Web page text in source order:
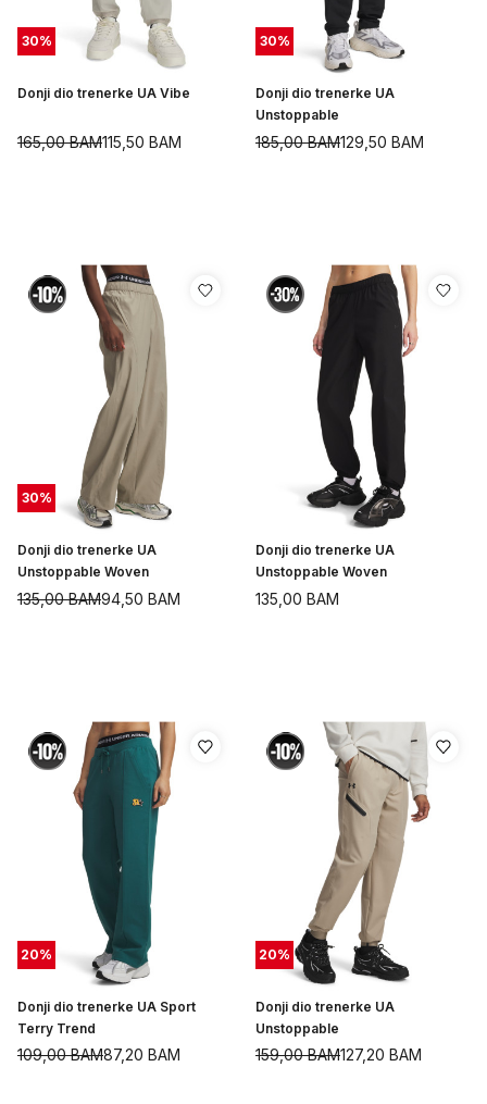
30%
Donji dio trenerke UA Vibe
115,50 BAM
165,00BAM
30%
Donji dio trenerke UA
Unstoppable
129,50 BAM
185,00BAM
30%
Donji dio trenerke UA
Unstoppable Woven
94,50 BAM
135,00BAM
Donji dio trenerke UA
Unstoppable Woven
135,00 BAM
20%
Donji dio trenerke UA Sport
Terry Trend
87,20 BAM
109,00BAM
20%
Donji dio trenerke UA
Unstoppable
127,20 BAM
159,00BAM